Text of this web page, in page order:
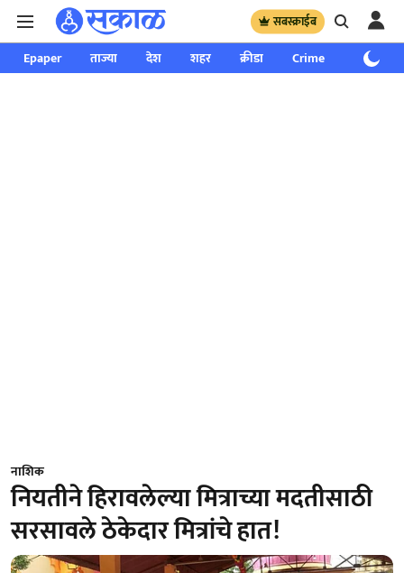
सबस्क्राईब
Epaper ताज्या देश शहर क्रीडा Crime साप्ताहिक
नाशिक
नियतीने हिरावलेल्या मित्राच्या मदतीसाठी
सरसावले ठेकेदार मित्रांचे हात!